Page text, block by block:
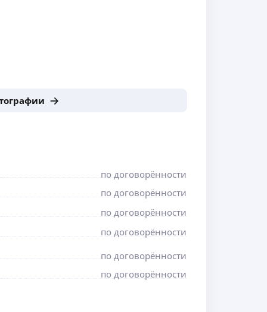
по договорённости
по договорённости
по договорённости
по договорённости
по договорённости
по договорённости